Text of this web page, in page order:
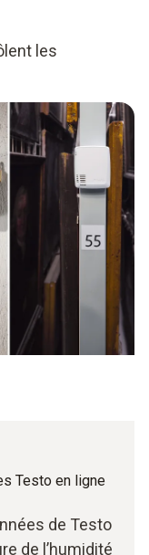
les
Testo en ligne
de Testo
de l’humidité